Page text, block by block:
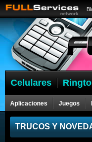
Celulares
Aplicaciones Juegos
Celulares
TRUCOS Y